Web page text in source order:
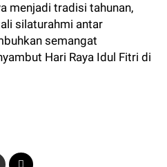
menjadi tradisi tahunan,
silaturahmi antar
semangat
Hari Raya Idul Fitri di